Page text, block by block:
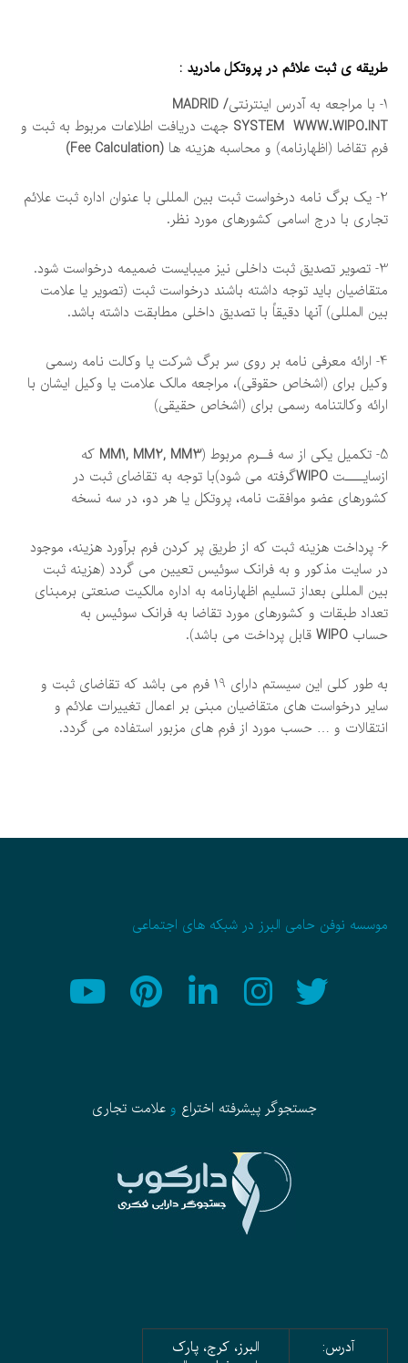
طریقه ی ثبت علائم در پروتكل مادريد :
1- با مراجعه به آدرس اینترنتی
/ MADRID
SYSTEM WWW.WIPO.INT
جهت دریافت اطلاعات مربوط به ثبت و
فرم تقاضا (اظهارنامه) و محاسبه هزینه ها(Fee Calculation)
2- یک برگ نامه درخواست ثبت بین المللی با عنوان اداره ثبت علائم
تجاری با درج اسامی کشورهای مورد نظر.
3- تصویر تصدیق ثبت داخلی نیز میبایست ضمیمه درخواست شود.
متقاضیان باید توجه داشته باشند درخواست ثبت (تصویر یا علامت
بین المللی) آنها دقیقاً با تصدیق داخلی مطابقت داشته باشد.
4- ارائه معرفی نامه بر روی سر برگ شرکت یا وکالت نامه رسمی
وكيل برای (اشخاص حقوقی)، مراجعه مالک علامت یا وكيل ايشان با
ارائه وکالتنامه رسمی برای (اشخاص حقيقی)
5- تکمیل یکی از سه فــرم مربوط ( MM1, MM2, MM3 که
ازسایــــت WIPO
گرفته می شود)با توجه به تقاضای ثبت در
كشورهای عضو موافقت نامه، پروتکل یا هر دو، در سه نسخه
6- پرداخت هزینه ثبت که از طریق پر کردن فرم برآورد هزینه، موجود
در سایت مذکور و به فرانک سوئیس تعیین می گردد (هزینه ثبت
بين المللی بعداز تسلیم اظهارنامه به اداره مالكيت صنعتی برمبنای
تعداد طبقات و کشورهای مورد تقاضا به فرانک سوئیس به
حسابWIPO قابل پرداخت می باشد).
به طور کلی این سیستم دارای 19 فرم می باشد که تقاضای ثبت و
سایر درخواست های متقاضیان مبنی بر اعمال تغییرات علائم و
انتقالات و … حسب مورد از فرم های مزبور استفاده می گردد.
موسسه نوفن حامی البرز در شبکه های اجتماعی
جستجوگر پیشرفته اختراع وعلامت تجاری
آدرس:
البرز، کرج، پارک